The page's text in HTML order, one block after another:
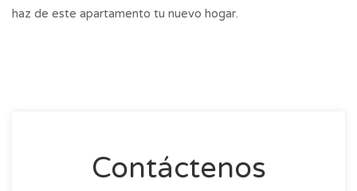
haz de este apartamento tu nuevo hogar.
Contáctenos